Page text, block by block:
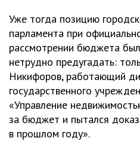
Уже тогда позицию
парламента при
рассмотрении бюджета
нетрудно предугадать:
Никифоров, работающий
государственного
«Управление
за бюджет и пытался
в прошлом году».